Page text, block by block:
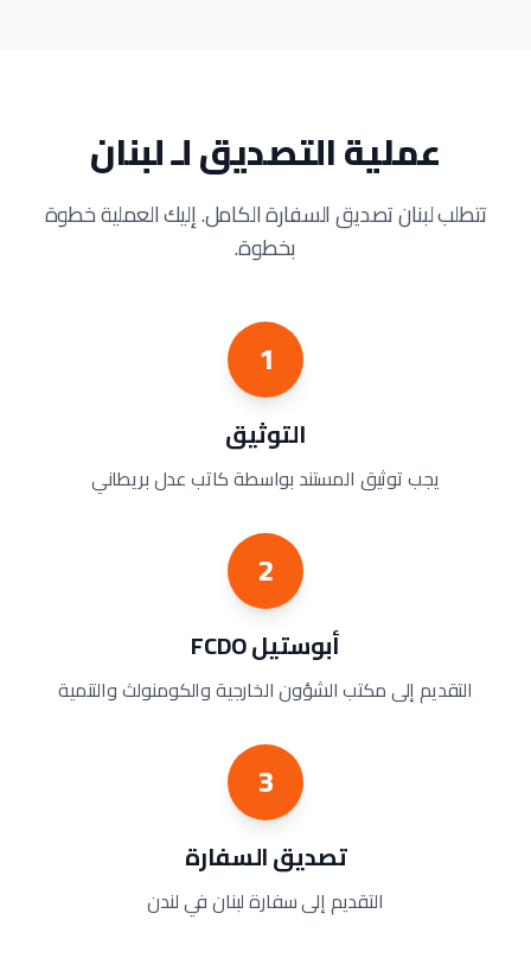
عملية التصديق لـ لبنان
تتطلب لبنان تصديق السفارة الكامل. إليك العملية خطوة
بخطوة.
1
التوثيق
يجب توثيق المستند بواسطة كاتب عدل بريطاني
2
أبوستيل FCDO
التقديم إلى مكتب الشؤون الخارجية والكومنولث والتنمية
3
تصديق السفارة
التقديم إلى سفارة لبنان في لندن